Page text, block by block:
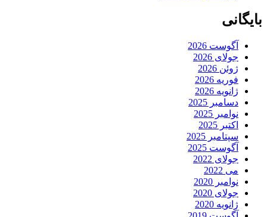
بایگانی
آگوست 2026
جولای 2026
ژوئن 2026
فوریه 2026
ژانویه 2026
دسامبر 2025
نوامبر 2025
اکتبر 2025
سپتامبر 2025
آگوست 2025
جولای 2022
می 2022
نوامبر 2020
جولای 2020
ژانویه 2020